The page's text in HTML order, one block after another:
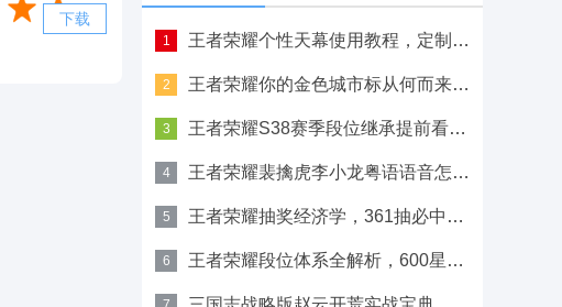
下载
1 王者荣耀个性天幕使用教程，定制界面两步解锁、新手也能会
2 王者荣耀你的金色城市标从何而来，详解绝版“城市英雄”称号
3 王者荣耀S38赛季段位继承提前看，青铜白银不掉段
4 王者荣耀裴擒虎李小龙粤语语音怎么开，这些经典台词用粤语说更有味道
5 王者荣耀抽奖经济学，361抽必中、零氪玩家的辛酸泪
6 王者荣耀段位体系全解析，600星仍未解锁深渊王者